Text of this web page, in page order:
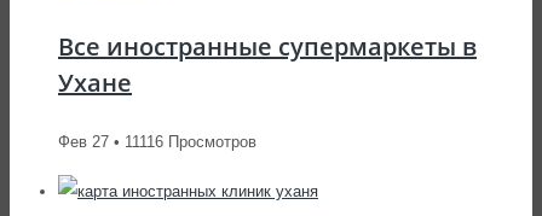
Все иностранные супермаркеты в
Ухане
Фев 27 • 11116 Просмотров